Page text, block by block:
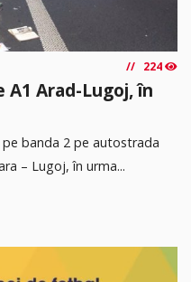
224
Arad-Lugoj, în
banda 2 pe autostrada
– Lugoj, în urma...